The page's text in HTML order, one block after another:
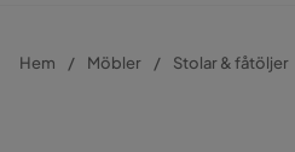
Hem Möbler Stolar & fåtöljer